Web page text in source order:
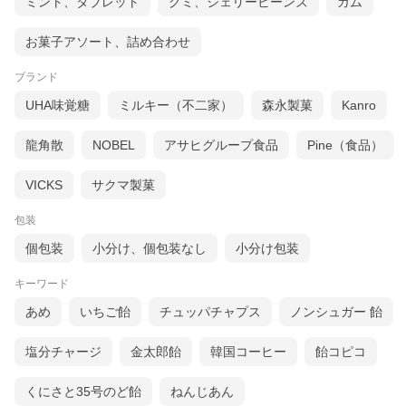
お菓子アソート、詰め合わせ
ブランド
UHA味覚糖 ミルキー（不二家） 森永製菓 Kanro
龍角散 NOBEL アサヒグループ食品 Pine（食品）
VICKS サクマ製菓
包装
個包装 小分け、個包装なし 小分け包装
キーワード
あめ いちご飴 チュッパチャプス ノンシュガー 飴
塩分チャージ 金太郎飴 韓国コーヒー 飴コピコ
くにさと35号のど飴 ねんじあん